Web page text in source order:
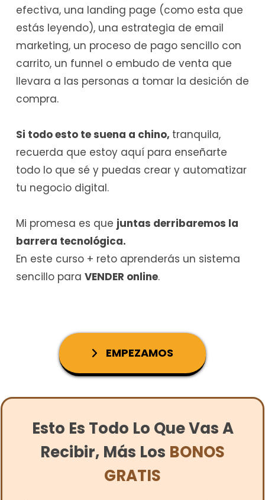
efectiva, una landing page (como esta que
estás leyendo), una estrategia de email
marketing, un proceso de pago sencillo con
carrito, un funnel o embudo de venta que
llevara a las personas a tomar la desición de
compra.
Si todo esto te suena a chino, tranquila,
recuerda que estoy aquí para enseñarte
todo lo que sé y puedas crear y automatizar
tu negocio digital.
Mi promesa es que juntas derribaremos la
barrera tecnológica.
En este curso + reto aprenderás un sistema
sencillo para VENDER online.
EMPEZAMOS
Esto Es Todo Lo Que Vas A
Recibir, Más Los BONOS
GRATIS